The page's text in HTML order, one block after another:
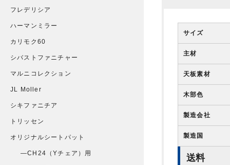
サイズ
主材
天板素材
木部色
製造会社
製造国
送料
フレデリシア
ハーマンミラー
カリモク60
シバストファニチャー
マルニコレクション
JL Moller
シキファニチア
トリッセン
オリジナルシートパット
CH24（Yチェア）用